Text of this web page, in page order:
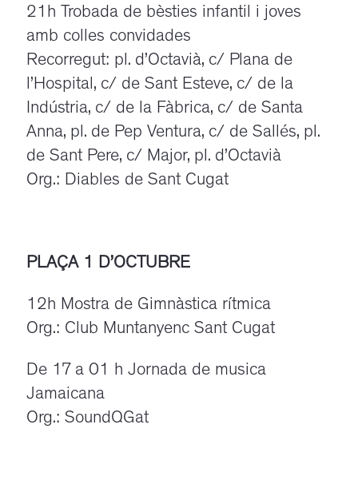
21h Trobada de bèsties infantil i joves
amb colles convidades
Recorregut: pl. d’Octavià, c/ Plana de
l’Hospital, c/ de Sant Esteve, c/ de la
Indústria, c/ de la Fàbrica, c/ de Santa
Anna, pl. de Pep Ventura, c/ de Sallés, pl.
de Sant Pere, c/ Major, pl. d’Octavià
Org.: Diables de Sant Cugat
PLAÇA 1 D’OCTUBRE
12h Mostra de Gimnàstica rítmica
Org.: Club Muntanyenc Sant Cugat
De 17 a 01 h Jornada de musica
Jamaicana
Org.: SoundQGat